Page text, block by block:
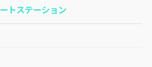
トステーション